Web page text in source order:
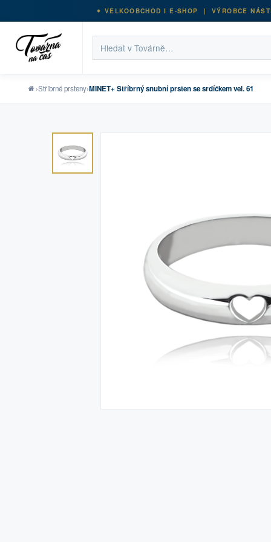
VELKOOBCHOD I E-SHOP | VÝROBCE
›Stříbrné prsteny›MINET+ Stříbrný snubní prsten se srdíčkem vel. 61